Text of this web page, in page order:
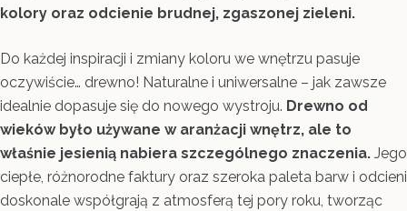
kolory oraz odcienie brudnej, zgaszonej zieleni.
Do każdej inspiracji i zmiany koloru we wnętrzu pasuje
oczywiście… drewno! Naturalne i uniwersalne – jak zawsze
idealnie dopasuje się do nowego wystroju. Drewno od
wieków było używane w aranżacji wnętrz, ale to
właśnie jesienią nabiera szczególnego znaczenia. Jego
ciepłe, różnorodne faktury oraz szeroka paleta barw i odcieni
doskonale współgrają z atmosferą tej pory roku, tworząc